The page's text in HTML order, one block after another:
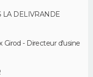
LA DELIVRANDE
Girod - Directeur d'usine